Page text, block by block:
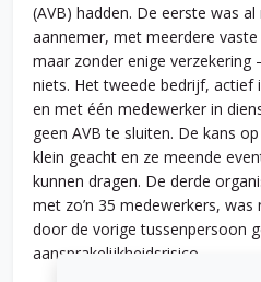
(AVB) hadden. De eerste was
aannemer, met meerdere
maar zonder enige verzekering
niets. Het tweede bedrijf, actief
en met één medewerker in
geen AVB te sluiten. De kans
klein geacht en ze meende
kunnen dragen. De derde
met zo’n 35 medewerkers,
door de vorige tussenpersoon
aansprakelijkheidsrisico.